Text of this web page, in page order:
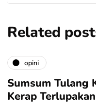
Related
opini
Sumsum Tulang
Kerap Terlupakan